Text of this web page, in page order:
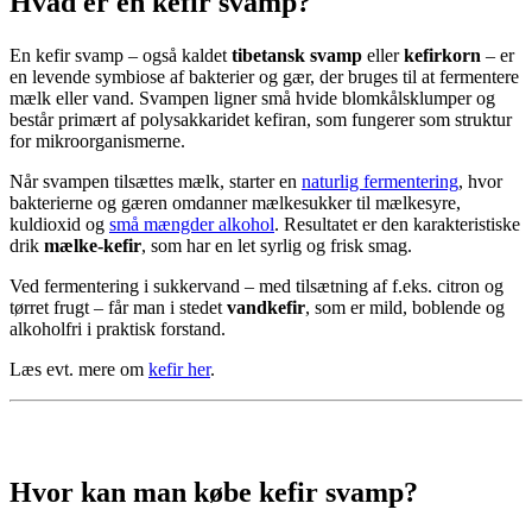
En kefir svamp – også kaldet tibetansk svamp ellerkefirkorn – er
en levende symbiose af bakterier og gær, der bruges til at fermentere
mælk eller vand. Svampen ligner små hvide blomkålsklumper og
består primært af polysakkaridet kefiran, som fungerer som struktur
for mikroorganismerne.
Når svampen tilsættes mælk, starter en naturlig fermentering, hvor
bakterierne og gæren omdanner mælkesukker til mælkesyre,
kuldioxid og små mængder alkohol. Resultatet er den karakteristiske
drik mælke-kefir, som har en let syrlig og frisk smag.
Ved fermentering i sukkervand – med tilsætning af f.eks. citron og
tørret frugt – får man i stedet vandkefir, som er mild, boblende og
alkoholfri i praktisk forstand.
Læs evt. mere om kefir her.
Hvor kan man købe kefir svamp?